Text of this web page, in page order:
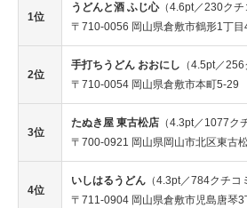
1位
うどんと酒 ふじ心（4.6pt／230クチ
〒710-0056 岡山県倉敷市鶴形1丁目
2位
手打ちうどん おおにし （4.5pt／256
〒710-0054 岡山県倉敷市本町5-29
3位
たぬき屋 東古松店 （4.3pt／1077ク
〒700-0921 岡山県岡山市北区東古
4位
いしはるうどん （4.3pt／784クチコ
〒711-0904 岡山県倉敷市児島唐琴3